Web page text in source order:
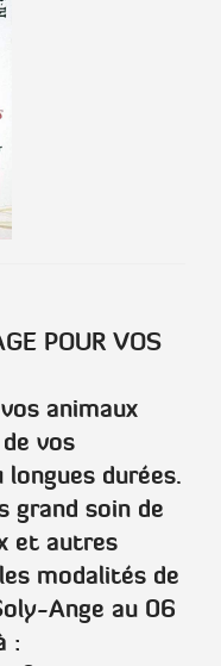
POUR VOS
animaux
vos
durées.
grand soin de
et autres
modalités de
Ange au 06
: